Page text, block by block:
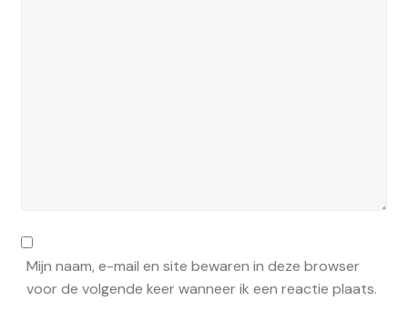
Mijn naam, e-mail en site bewaren in deze browser
voor de volgende keer wanneer ik een reactie plaats.